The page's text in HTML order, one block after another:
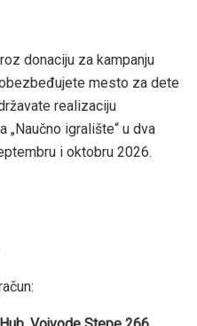
donaciju za kampanju
mesto za dete
realizaciju
igralište“ u dva
i oktobru 2026.